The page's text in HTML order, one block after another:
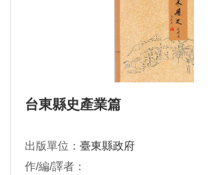
台東縣史產業篇
出版單位： 臺東縣政府
作/編/譯者：